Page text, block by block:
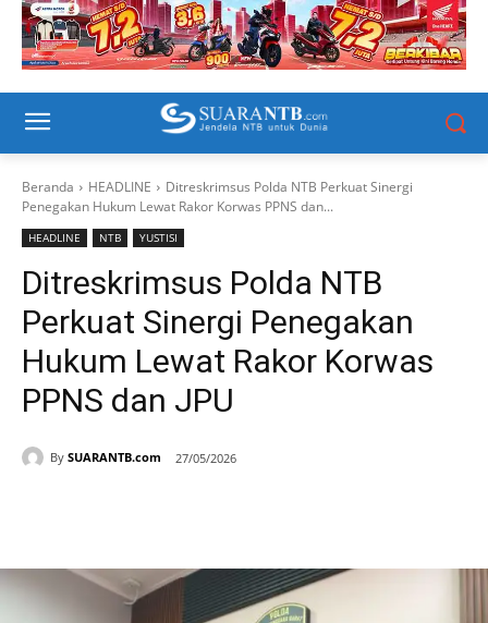
Beranda HEADLINE
Ditreskrimsus Polda NTB Perkuat Sinergi
Penegakan Hukum Lewat Rakor Korwas PPNS dan...
HEADLINE NTB YUSTISI
Ditreskrimsus Polda NTB
Perkuat Sinergi Penegakan
Hukum Lewat Rakor Korwas
PPNS dan JPU
By SUARANTB.com 27/05/2026